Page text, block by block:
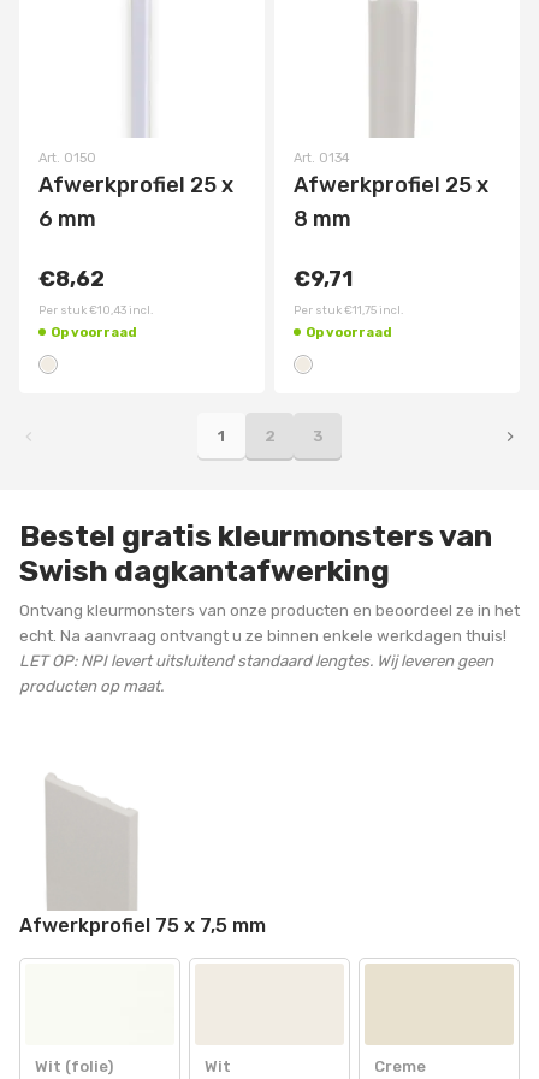
Art. 0150
Afwerkprofiel 25 x
6 mm
€8,62
Per stuk€10,43 incl.
Op voorraad
Art. 0134
Afwerkprofiel 25 x
8 mm
€9,71
Per stuk€11,75 incl.
Op voorraad
1 2 3
Bestel gratis kleurmonsters van
Swish dagkantafwerking
Ontvang kleurmonsters van onze producten en beoordeel ze in het
echt. Na aanvraag ontvangt u ze binnen enkele werkdagen thuis!
LET OP: NPI levert uitsluitend standaard lengtes. Wij leveren geen
producten op maat.
Afwerkprofiel 75 x 7,5 mm
Wit (folie)
Wit
Creme